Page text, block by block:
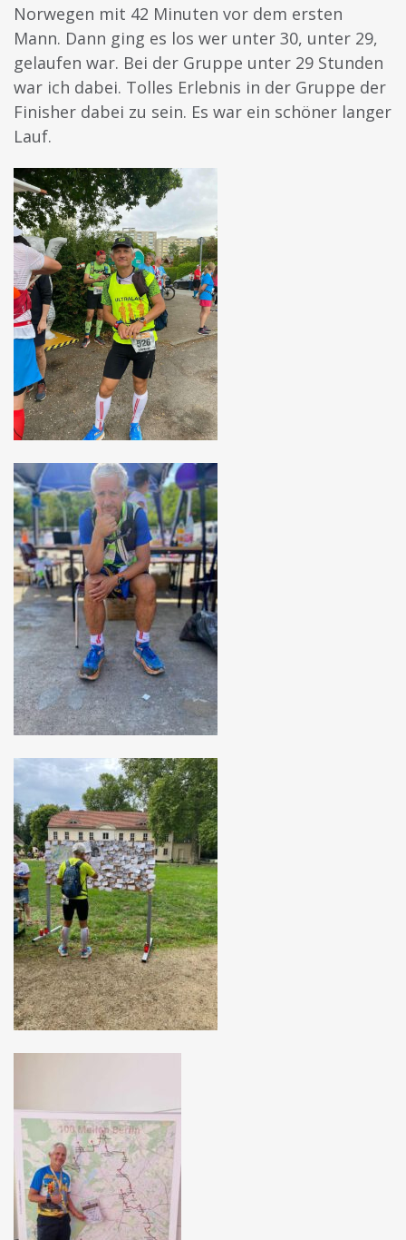
Norwegen mit 42 Minuten vor dem ersten
Mann. Dann ging es los wer unter 30, unter 29,
gelaufen war. Bei der Gruppe unter 29 Stunden
war ich dabei. Tolles Erlebnis in der Gruppe der
Finisher dabei zu sein. Es war ein schöner langer
Lauf.